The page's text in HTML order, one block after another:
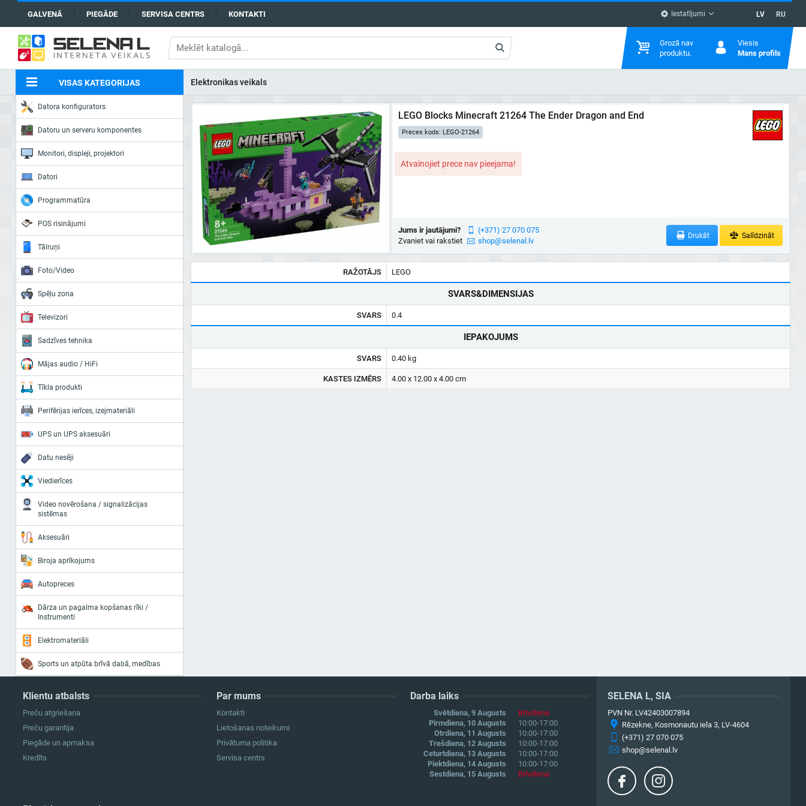
GALVENĀ PIEGĀDE SERVISA CENTRS KONTAKTI Iestatījumi LV RU
Grozā nav
produktu.
Viesis
Mans profils
VISAS KATEGORIJAS Elektronikas veikals
Datora konfigurators
Datoru un serveru komponentes
Monitori, displeji, projektori
Datori
Programmatūra
POS risinājumi
Tālruņi
Foto/Video
Spēļu zona
Televizori
Sadzīves tehnika
Mājas audio / HiFi
Tīkla produkti
Perifērijas ierīces, izejmateriāli
UPS un UPS aksesuāri
Datu nesēji
Viedierīces
Video novērošana / signalizācijas
sistēmas
Aksesuāri
Biroja aprīkojums
Autopreces
Dārza un pagalma kopšanas rīki /
Instrumenti
Elektromateriāli
Sports un atpūta brīvā dabā, medības
LEGO Blocks Minecraft 21264 The Ender Dragon and End
Preces kods: LEGO-21264
Atvainojiet prece nav pieejama!
Jums ir jautājumi?
Zvaniet vai rakstiet
(+371) 27 070 075
shop@selenal.lv
Drukāt Salīdzināt
RAŽOTĀJS LEGO
SVARS&DIMENSIJAS
SVARS 0.4
IEPAKOJUMS
SVARS 0.40 kg
KASTES IZMĒRS 4.00 x 12.00 x 4.00 cm
Klientu atbalsts
Preču atgriešana
Preču garantija
Piegāde un apmaksa
Kredīts
Par mums
Kontakti
Lietošanas noteikumi
Privātuma politika
Servisa centrs
Darba laiks
Svētdiena, 9 Augusts
Brīvdiena
Pirmdiena, 10 Augusts
10:00-17:00
Otrdiena, 11 Augusts
10:00-17:00
Trešdiena, 12 Augusts
10:00-17:00
Ceturtdiena, 13 Augusts
10:00-17:00
Piektdiena, 14 Augusts
10:00-17:00
Sestdiena, 15 Augusts
Brīvdiena
SELENA L, SIA
PVN Nr. LV42403007894
Rēzekne, Kosmonautu iela 3, LV-4604
(+371) 27 070 075
shop@selenal.lv